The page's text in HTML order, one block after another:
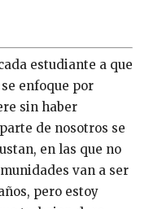
estudiante a que
enfoque por
sin haber
de nosotros se
en las que no
van a ser
pero estoy